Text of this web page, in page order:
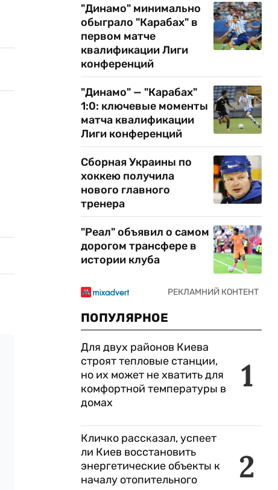
"Динамо" минимально
обыграло "Карабах" в
первом матче
квалификации Лиги
конференций
"Динамо" — "Карабах"
1:0: ключевые моменты
матча квалификации
Лиги конференций
Сборная Украины по
хоккею получила
нового главного
тренера
"Реал" объявил о самом
дорогом трансфере в
истории клуба
ПОПУЛЯРНОЕ
1
Для двух районов Киева
строят тепловые станции,
но их может не хватить для
комфортной температуры в
домах
2
Кличко рассказал, успеет
ли Киев восстановить
энергетические объекты к
началу отопительного